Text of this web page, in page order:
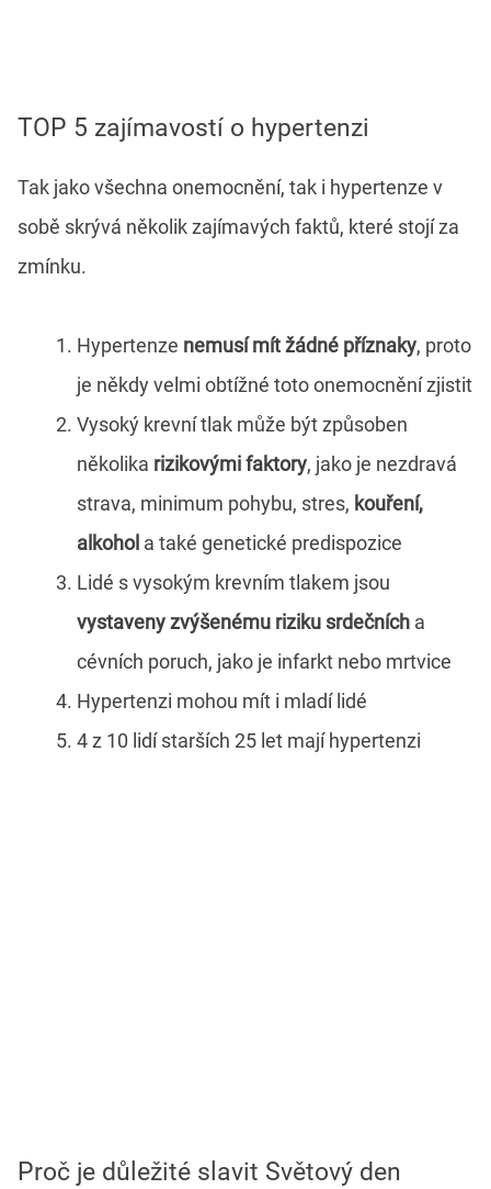
TOP 5 zajímavostí o hypertenzi
Tak jako všechna onemocnění, tak i hypertenze v
sobě skrývá několik zajímavých faktů, které stojí za
zmínku.
Hypertenze nemusí mít žádné příznaky, proto
je někdy velmi obtížné toto onemocnění zjistit
Vysoký krevní tlak může být způsoben
několika rizikovými faktory, jako je nezdravá
strava, minimum pohybu, stres, kouření,
alkohol a také genetické predispozice
Lidé s vysokým krevním tlakem jsou
vystaveny zvýšenému riziku srdečních a
cévních poruch, jako je infarkt nebo mrtvice
Hypertenzi mohou mít i mladí lidé
4 z 10 lidí starších 25 let mají hypertenzi
Proč je důležité slavit Světový den